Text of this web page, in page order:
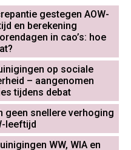
gestegen AOW-
en berekening
in cao’s: hoe
op sociale
– aangenomen
tijdens debat
geen snellere verhoging
leeftijd
WW, WIA en
drempel voor
duurzame
meer dan aantal
Wet toekomst
de tijd dringt!
ziet, draagt alles: de
positie van payroll
– verlofvormen
Online training Power Query voor HR en salarisadministrateurs
Online cursus Internationaal thuiswerken en vaste inrichting na 2025 OESO modelverdrag update